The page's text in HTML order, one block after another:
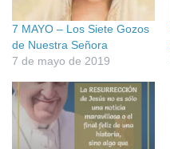
7 MAYO – Los Siete Gozos
de Nuestra Señora
7 de mayo de 2019